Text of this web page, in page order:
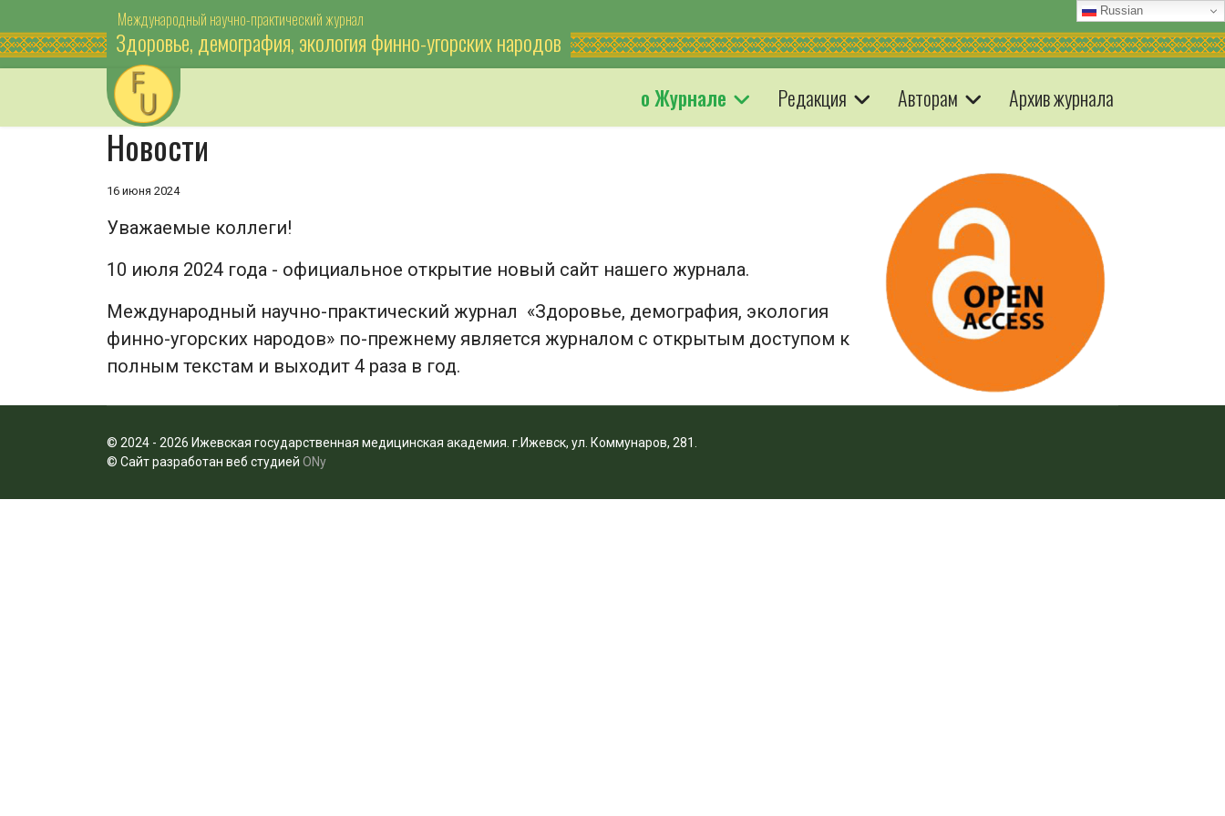
Международный научно-практический журнал
Здоровье, демография, экология финно-угорских народов
Russian
о Журнале Редакция Авторам Архив журнала
Новости
16 июня 2024
Уважаемые коллеги!
10 июля 2024 года - официальное открытие новый сайт нашего журнала.
Международный научно-практический журнал «Здоровье, демография, экология
финно-угорских народов» по-прежнему является журналом с открытым доступом к
полным текстам и выходит 4 раза в год.
© 2024 - 2026 Ижевская государственная медицинская академия. г.Ижевск, ул. Коммунаров, 281
© Сайт разработан веб студией ONy